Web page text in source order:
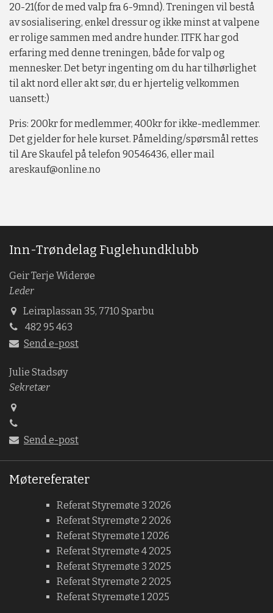
20-21(for de med valp fra 6-9mnd). Treningen vil bestå
av sosialisering, enkel dressur og ikke minst at valpene
er rolige sammen med andre hunder. ITFK har god
erfaring med denne treningen, både for valp og
mennesker. Det betyr ingenting om du har tilhørlighet
til akt nord eller akt sør, du er hjertelig velkommen
uansett:)
Pris: 200kr for medlemmer, 400kr for ikke-medlemmer.
Det gjelder for hele kurset. Påmelding/spørsmål rettes
til Are Skaufel på telefon 90546436, eller mail
areskauf@online.no
Inn-Trøndelag Fuglehundklubb
Geir Terje Widerøe
Leder
Leiraplassan 35, 7710 Sparbu
482 95 463
Send e-post
Julie Stadsøy
Sekretær
Send e-post
Møtereferater
Referat Styremøte 3 2026
Referat Styremøte 2 2026
Referat Styremøte 1 2026
Referat Styremøte 4 2025
Referat Styremøte 3 2025
Referat Styremøte 2 2025
Referat Styremøte 1 2025